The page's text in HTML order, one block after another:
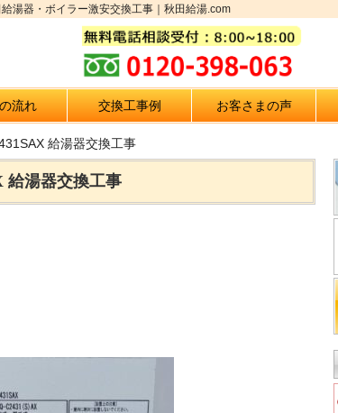
湯器・ボイラー激安交換工事｜秋田給湯.com
流れ 交換工事例 お客さまの声
給湯器交換工事
給湯器交換工事